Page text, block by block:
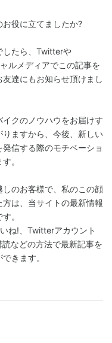
役に立てましたか?
したら、Twitterや
ルメディアでこの記事を
達にもお知らせ頂けまし
クのノウハウをお届けす
ますから、今後、新しい
信する際のモチベーショ
。
のお客様で、私のこの顔
は、当サイトの最新情報
。
ね!、Twitterアカウント
などの方法で最新記事を
きます。